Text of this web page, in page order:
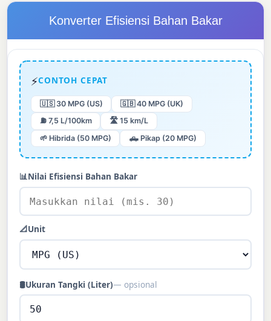
Konverter Efisiensi Bahan Bakar
⚡CONTOH CEPAT
🇺🇸 30 MPG (US)
🇬🇧 40 MPG (UK)
⛽ 7,5 L/100km
🛣️ 15 km/L
🌱 Hibrida (50 MPG)
🛻 Pikap (20 MPG)
📊Nilai Efisiensi Bahan Bakar
📐Unit
🛢️Ukuran Tangki (Liter)— opsional